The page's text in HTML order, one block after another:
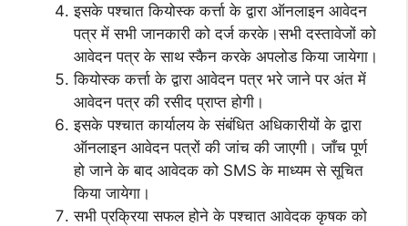
इसके पश्चात कियोस्क कर्त्ता के द्वारा ऑनलाइन आवेदन
पत्र में सभी जानकारी को दर्ज करके।सभी दस्तावेजों को
आवेदन पत्र के साथ स्कैन करके अपलोड किया जायेगा।
कियोस्क कर्त्ता के द्वारा आवेदन पत्र भरे जाने पर अंत में
आवेदन पत्र की रसीद प्राप्त होगी।
इसके पश्चात कार्यालय के संबंधित अधिकारीयों के द्वारा
ऑनलाइन आवेदन पत्रों की जांच की जाएगी। जाँच पूर्ण
हो जाने के बाद आवेदक को SMS के माध्यम से सूचित
किया जायेगा।
सभी प्रक्रिया सफल होने के पश्चात आवेदक कृषक को